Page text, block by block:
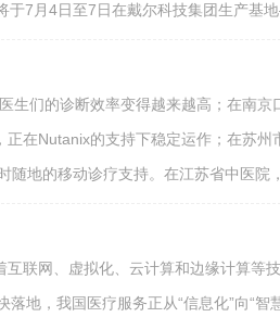
于7月4日至7日在戴尔科技集团生产
们的诊断效率变得越来越高；在南京
在Nutanix的支持下稳定运作；在苏
地的移动诊疗支持。在江苏省中医院
联网、虚拟化、云计算和边缘计算等
地，我国医疗服务正从“信息化”向“